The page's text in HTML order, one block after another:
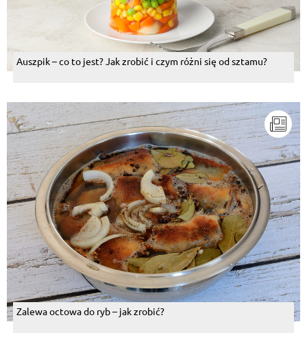
Auszpik – co to jest? Jak zrobić i czym różni się od sztamu?
Zalewa octowa do ryb – jak zrobić?